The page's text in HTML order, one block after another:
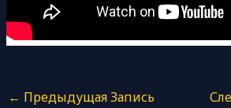
← Предыдущая Запись